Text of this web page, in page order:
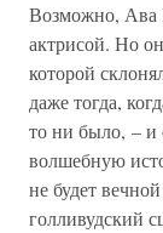
Возможно, Ава
актрисой. Но
которой
даже тогда,
то ни было, – и
волшебную
не будет
голливудский